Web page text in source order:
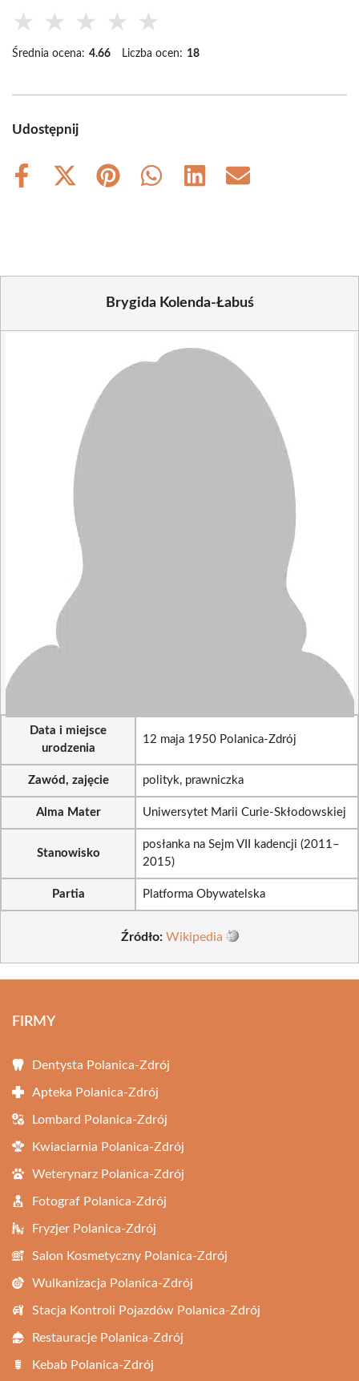
★ ★ ★ ★ ★
Średnia ocena: 4.66 Liczba ocen: 18
Udostępnij
Share
Share
Share
Share
Share
Share
Brygida Kolenda-Łabuś
Data i miejsce
urodzenia
12 maja 1950 Polanica-Zdrój
Zawód, zajęcie polityk, prawniczka
Alma Mater Uniwersytet Marii Curie-Skłodowskiej
Stanowisko
posłanka na Sejm VII kadencji (2011–
2015)
Partia Platforma Obywatelska
Źródło: Wikipedia
FIRMY
Dentysta Polanica-Zdrój
Apteka Polanica-Zdrój
Lombard Polanica-Zdrój
Kwiaciarnia Polanica-Zdrój
Weterynarz Polanica-Zdrój
Fotograf Polanica-Zdrój
Fryzjer Polanica-Zdrój
Salon Kosmetyczny Polanica-Zdrój
Wulkanizacja Polanica-Zdrój
Stacja Kontroli Pojazdów Polanica-Zdrój
Restauracje Polanica-Zdrój
Kebab Polanica-Zdrój